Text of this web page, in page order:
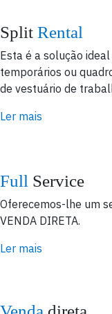
Split Rental
Esta é a solução
temporários ou
de vestuário de
Ler mais
Full Service
Oferecemos-lhe um
VENDA DIRETA.
Ler mais